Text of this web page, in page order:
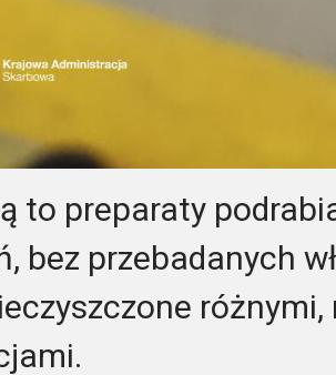
to preparaty
bez przebadanych